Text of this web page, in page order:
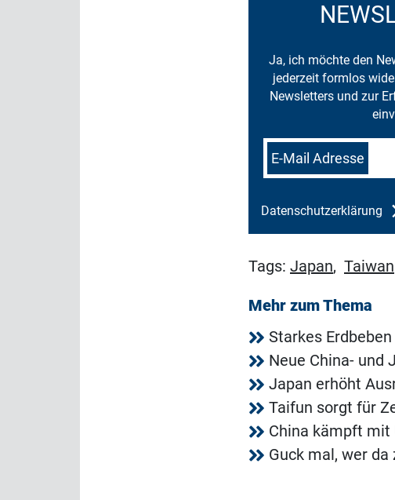
Ja, ich möchte den
jederzeit formlos
Newsletters und zur
E-Mail Adresse
Datenschutzerklärung
Tags: Japan, Taiwan
Mehr zum Thema
Starkes
Neue China- und
Japan erhöht
Taifun sorgt für
China kämpft mit
Guck mal, wer da